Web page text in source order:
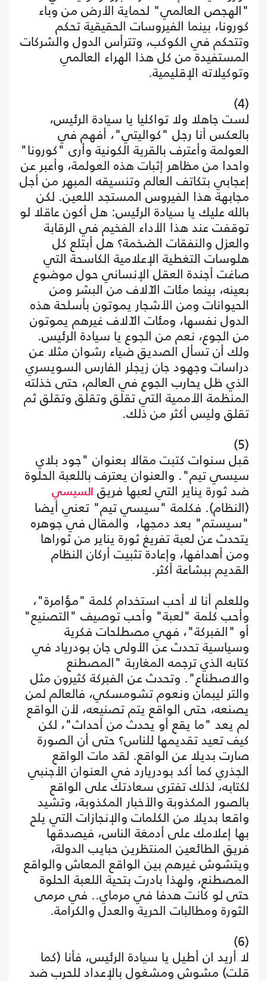
"الهجص العالمي" لحماية الأرض من وباء
كورونا، بينما الفيروسات الحقيقية تحكم
وتتحكم في الكوكب، وتترأس الدول والشركات
المستفيدة من كل هذا الهراء العالمي
وتوكيلاته الإقليمية.
(4)
لست جاهلا ولا تواكليا يا سيادة الرئيس،
بالعكس أنا رجل "كواليتي"، أفهم في
العولمة وأعترف بالقرية الكونية وأرى "كورونا"
واحدا من مظاهر إثبات هذه العولمة، وأعبر عن
إعجابي بتكاتف العالم وتنسيقه المبهر من أجل
مجابهة هذا الفيروس المستجد اللعين. لكن
بالله عليك يا سيادة الرئيس: هل أكون عاقلا لو
توقفت عند هذا الأداء الفخيم في الرقابة
والعزل والنفقات الضخمة؟ هل أبتلع كل
هلوسات التغطية الإعلامية الكاسحة التي
صاغت أجندة العقل الإنساني حول موضوع
بعينه، بينما مئات الآلاف من البشر ومن
الحيوانات ومن الأشجار يموتون بأسلحة هذه
الدول نفسها، ومئات الآلاف غيرهم يموتون
من الجوع، نعم من الجوع يا سيادة الرئيس.
ولك أن تسأل الصديق ضياء رشوان مثلا عن
دراسات وجهود جان زيجلر الفارس السويسري
الذي ظل يحارب الجوع في العالم، حتى خذلته
المنظمة الأممية التي تقلق وتقلق وتقلق ثم
تقلق وليس أكثر من ذلك.
(5)
قبل سنوات كتبت مقالا بعنوان "جود بلاي
سيسي تيم". والعنوان يعترف باللعبة الحلوة
ضد ثورة يناير التي لعبها فريق السيسي
(النظام). فكلمة "سيسي تيم" تعني أيضا
"سيستم" بعد دمجها، والمقال في جوهره
يتحدث عن لعبة تفريغ ثورة يناير من ثوراها
ومن أهدافها، وإعادة تثبيت أركان النظام
القديم ببشاعة أكثر.
وللعلم أنا لا أحب استخدام كلمة "مؤامرة"،
وأحب كلمة "لعبة" وأحب توصيف "التصنيع"
أو "الفبركة"، فهي مصطلحات فكرية
وسياسية تحدث عن الأولى جان بودرياد في
كتابه الذي ترجمه المغاربة "المصطنع
والاصطناع". وتحدث عن الفبركة كثيرون مثل
والتر ليبمان ونعوم تشومسكي، فالعالم لمن
يصنعه، حتى الواقع يتم تصنيعه، لأن الواقع
لم يعد "ما يقع أو يحدث من أحداث"، لكن
كيف تعيد تقديمها للناس؟ حتى أن الصورة
صارت بديلا عن الواقع. لقد مات الواقع
الجذري كما أكد بودريارد في العنوان الأجنبي
لكتابه، لذلك تفترى سعادتك على الواقع
بالصور المكذوبة والأخبار المكذوبة، وتشيد
واقعا بديلا من الكلمات والإنجازات التي يلح
بها إعلامك على أدمغة الناس، فيصدقها
فريق الطائعين المنتظرين حبايب الدولة،
ويتشوش غيرهم بين الواقع المعاش والواقع
المصطنع، ولهذا بادرت بتحية اللعبة الحلوة
حتى لو كانت هدفا في مرماي.. في مرمى
الثورة ومطالبات الحرية والعدل والكرامة.
(6)
لا أريد ان أطيل يا سيادة الرئيس، فأنا (كما
قلت) مشوش ومشغول بالإعداد للحرب ضد